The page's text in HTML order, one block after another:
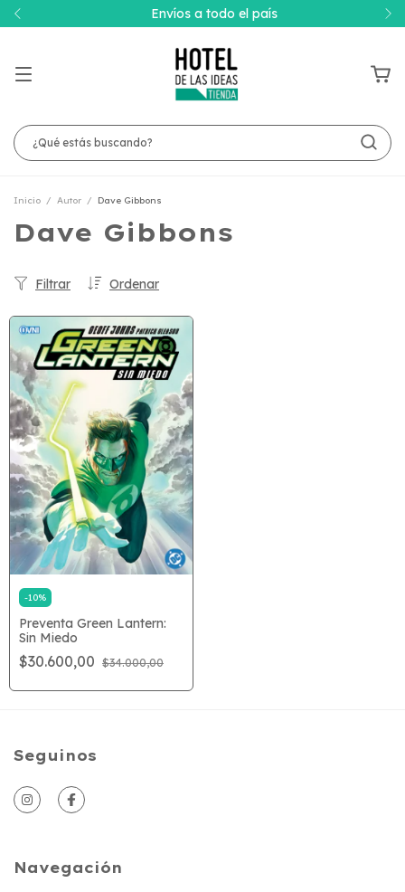
Envíos a todo el país
Inicio / Autor / Dave Gibbons
Dave Gibbons
Ordenar
Filtrar
-10%
Preventa Green Lantern:
Sin Miedo
$30.600,00 $34.000,00
Seguinos
Navegación